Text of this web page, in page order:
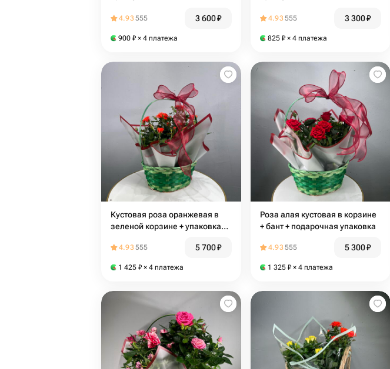
4.93555 3 600₽
900 ₽ × 4 платежа
4.93555 3 300₽
825 ₽ × 4 платежа
Кустовая роза оранжевая в
зеленой корзине + упаковка
4.93555 5 700₽
1 425 ₽ × 4 платежа
Роза алая кустовая в корзине
+ бант + подарочная упаковка
4.93555 5 300₽
1 325 ₽ × 4 платежа